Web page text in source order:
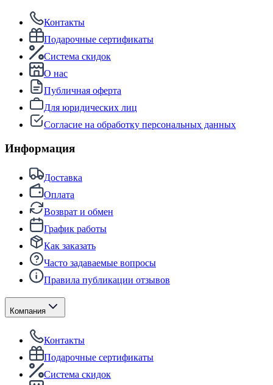
Контакты
Подарочные сертификаты
Система скидок
О нас
Публичная оферта
Для юридических лиц
Согласие на обработку персональных данных
Информация
Доставка
Оплата
Возврат и обмен
График работы
Как заказать
Часто задаваемые вопросы
Правила публикации отзывов
Компания
Контакты
Подарочные сертификаты
Система скидок